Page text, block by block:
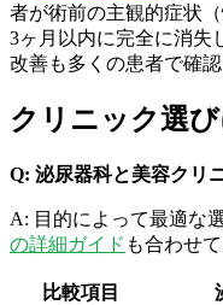
者が術前の主観的症状
3ヶ月以内に完全に消失
改善も多くの患者で確認
クリニック選
Q: 泌尿器科と美容クリ
A: 目的によって最適な
の詳細ガイド も合わせ
比較項目